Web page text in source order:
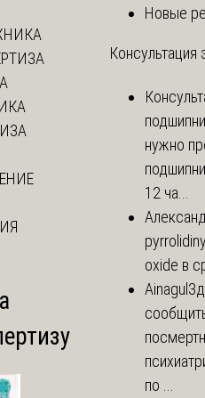
Новые
Консультация
нужно
12 ча...
oxide в
Ainagul
по ...